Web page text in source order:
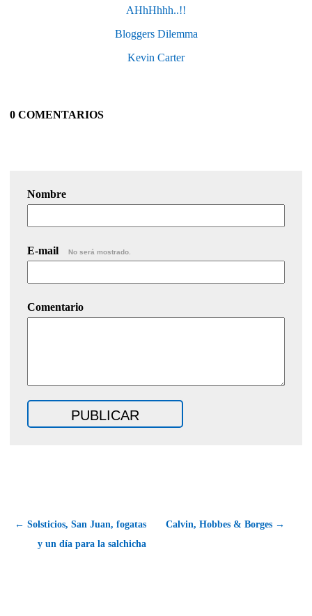
AHhHhhh..!!
Bloggers Dilemma
Kevin Carter
0 COMENTARIOS
Nombre
E-mail No será mostrado.
Comentario
← Solsticios, San Juan, fogatas
y un día para la salchicha
Calvin, Hobbes & Borges →